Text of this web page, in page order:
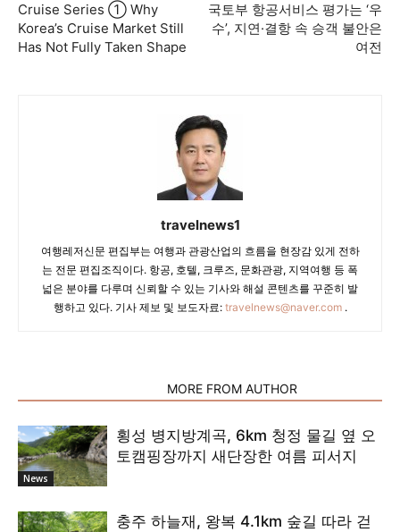
Cruise Series ① Why
Korea’s Cruise Market Still
Has Not Fully Taken Shape
국토부 항공서비스 평가는 ‘우
수’, 지연·결항 속 승객 불안은
여전
travelnews1
여행레저신문 편집부는 여행과 관광산업의 흐름을 현장감 있게 전하
는 전문 편집조직이다. 항공, 호텔, 크루즈, 문화관광, 지역여행 등 폭
넓은 분야를 다루며 신뢰할 수 있는 기사와 해설 콘텐츠를 꾸준히 발
행하고 있다. 기사 제보 및 보도자료: travelnews@naver.com.
MORE FROM AUTHOR
News
횡성 병지방계곡, 6km 청정 물길 옆 오
토캠핑장까지 새단장한 여름 피서지
충주 하늘재, 왕복 4.1km 숲길 따라 걷